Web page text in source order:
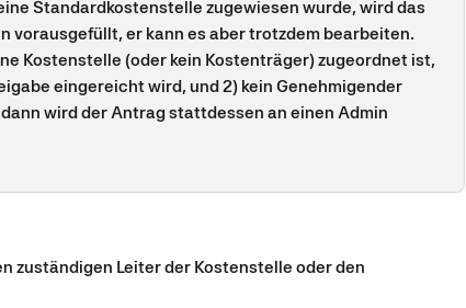
Standardkostenstelle zugewiesen wurde, wird das
vorausgefüllt, er kann es aber trotzdem bearbeiten.
Kostenstelle (oder kein Kostenträger) zugeordnet ist,
eingereicht wird, und 2) kein Genehmigender
wird der Antrag stattdessen an einen Admin
zuständigen Leiter der Kostenstelle oder den